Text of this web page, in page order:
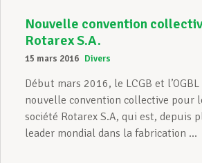
Nouvelle convention
Rotarex S.A.
15 mars 2016 Divers
Début mars 2016, le LCGB et
nouvelle convention collective pour
société Rotarex S.A, qui est, depuis
leader mondial dans la fabrication ...